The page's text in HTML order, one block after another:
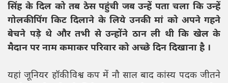
सिंह के दिल को तब ठेस पहुंची जब उन्हें पता चला कि उन्हें
गोलकीपिंग किट दिलाने के लिये उनकी मां को अपने गहने
बेचने पड़े थे और तभी से उन्होंने ठान ली थी कि खेल के
मैदान पर नाम कमाकर परिवार को अच्छे दिन दिखाना है ।
यहां जूनियर हॉकी विश्व कप में नौ साल बाद कांस्य पदक जीतने